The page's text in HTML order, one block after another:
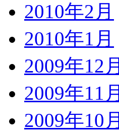
2010年2月
2010年1月
2009年12月
2009年11月
2009年10月